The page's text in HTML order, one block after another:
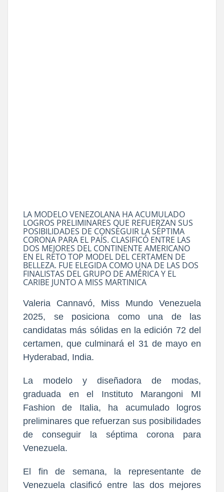
LA MODELO VENEZOLANA HA ACUMULADO
LOGROS PRELIMINARES QUE REFUERZAN SUS
POSIBILIDADES DE CONSEGUIR LA SÉPTIMA
CORONA PARA EL PAÍS. CLASIFICÓ ENTRE LAS
DOS MEJORES DEL CONTINENTE AMERICANO
EN EL RETO TOP MODEL DEL CERTAMEN DE
BELLEZA. FUE ELEGIDA COMO UNA DE LAS DOS
FINALISTAS DEL GRUPO DE AMÉRICA Y EL
CARIBE JUNTO A MISS MARTINICA
Valeria Cannavó, Miss Mundo Venezuela
2025, se posiciona como una de las
candidatas más sólidas en la edición 72 del
certamen, que culminará el 31 de mayo en
Hyderabad, India.
La modelo y diseñadora de modas,
graduada en el Instituto Marangoni MI
Fashion de Italia, ha acumulado logros
preliminares que refuerzan sus posibilidades
de conseguir la séptima corona para
Venezuela.
El fin de semana, la representante de
Venezuela clasificó entre las dos mejores